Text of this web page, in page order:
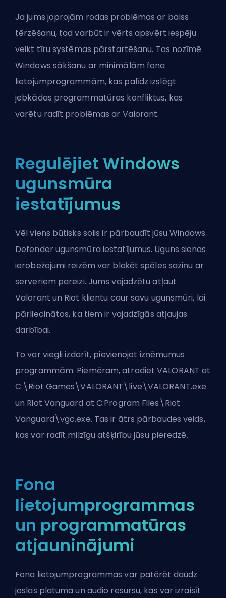
Ja jums joprojām rodas problēmas ar balss
tērzēšanu, tad varbūt ir vērts apsvērt iespēju
veikt tīru systēmas pārstartēšanu. Tas nozīmē
Windows sākšanu ar minimālām fona
lietojumprogrammām, kas palīdz izslēgt
jebkādas programmatūras konfliktus, kas
varētu radīt problēmas ar Valorant.
Regulējiet Windows
ugunsmūra
iestatījumus
Vēl viens būtisks solis ir pārbaudīt jūsu Windows
Defender ugunsmūra iestatījumus. Uguns sienas
ierobežojumi reizēm var bloķēt spēles saziņu ar
serveriem pareizi. Jums vajadzētu atļaut
Valorant un Riot klientu caur savu ugunsmūri, lai
pārliecinātos, ka tiem ir vajadzīgās atļaujas
darbībai.
To var viegli izdarīt, pievienojot izņēmumus
programmām. Piemēram, atrodiet VALORANT at
C:\Riot Games\VALORANT\live\VALORANT.exe
un Riot Vanguard at C:Program Files\Riot
Vanguard\vgc.exe. Tas ir ātrs pārbaudes veids,
kas var radīt milzīgu atšķirību jūsu pieredzē.
Fona
lietojumprogrammas
un programmatūras
atjauninājumi
Fona lietojumprogrammas var patērēt daudz
joslas platuma un audio resursu, kas var izraisīt